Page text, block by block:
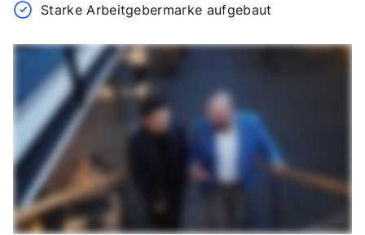
Starke Arbeitgebermarke aufgebaut